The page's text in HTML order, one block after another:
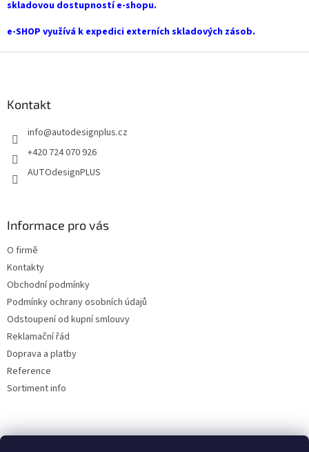
p
v
y
skladovou dostupností e-shopu.
e-SHOP využívá k expedici externích skladových zásob.
Kontakt
info@autodesignplus.cz
+420 724 070 926
AUTOdesignPLUS
Informace pro vás
O firmě
Kontakty
Obchodní podmínky
Podmínky ochrany osobních údajů
Odstoupení od kupní smlouvy
Reklamační řád
Doprava a platby
Reference
Sortiment info